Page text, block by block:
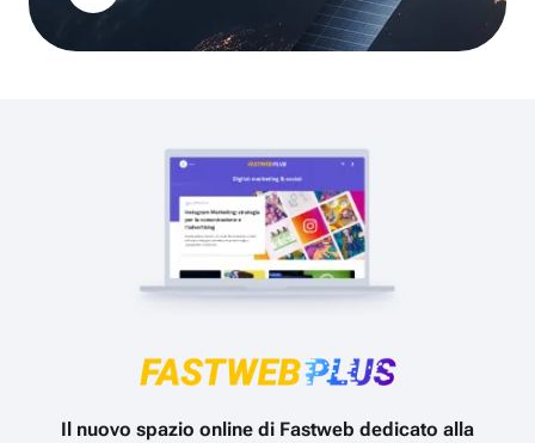
Il nuovo spazio online di Fastweb dedicato alla